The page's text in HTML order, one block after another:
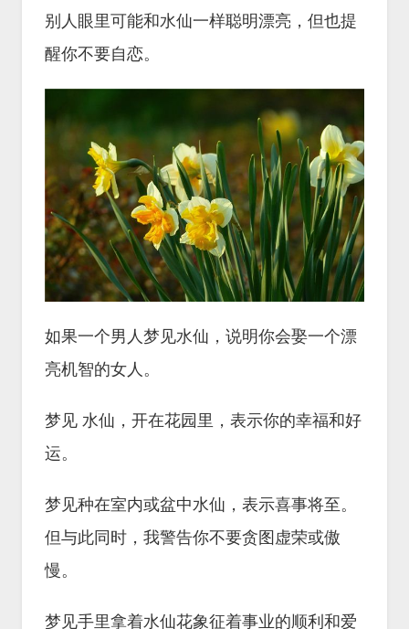
别人眼里可能和水仙一样聪明漂亮，但也提
醒你不要自恋。
如果一个男人梦见水仙，说明你会娶一个漂
亮机智的女人。
梦见 水仙，开在花园里，表示你的幸福和好
运。
梦见种在室内或盆中水仙，表示喜事将至。
但与此同时，我警告你不要贪图虚荣或傲
慢。
梦见手里拿着水仙花象征着事业的顺利和爱